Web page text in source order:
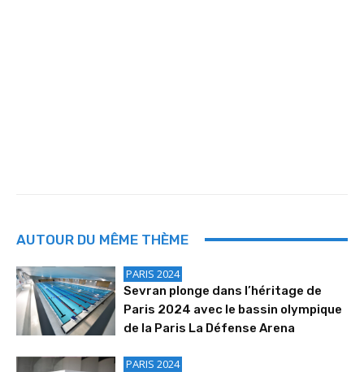
AUTOUR DU MÊME THÈME
PARIS 2024
Sevran plonge dans l’héritage de
Paris 2024 avec le bassin olympique
de la Paris La Défense Arena
PARIS 2024